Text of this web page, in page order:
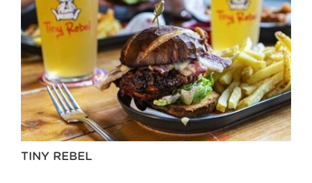
TINY REBEL